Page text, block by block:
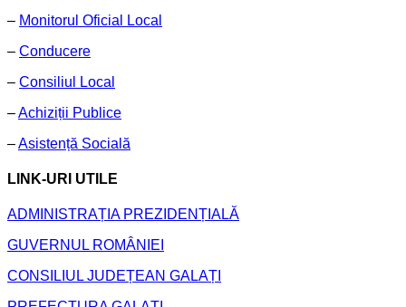
– Monitorul Oficial Local
– Conducere
– Consiliul Local
–Achiziții Publice
–Asistență Socială
LINK-URI UTILE
ADMINISTRAȚIA PREZIDENȚIALĂ
GUVERNUL ROMÂNIEI
CONSILIUL JUDEȚEAN GALAȚI